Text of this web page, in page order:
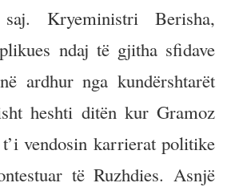
Kryeministri Berisha,
ndaj të gjitha sfidave
ardhur nga kundërshtarët
heshti ditën kur Gramoz
vendosin karrierat politike
të Ruzhdies. Asnjë